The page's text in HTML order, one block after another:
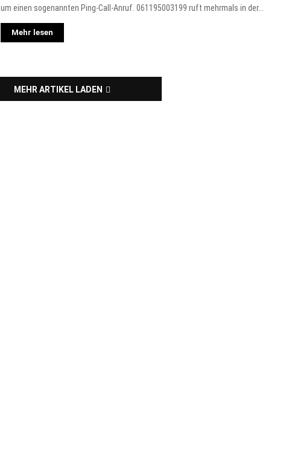
um einen sogenannten Ping-Call-Anruf. 061195003199 ruft mehrmals in der...
Mehr lesen
MEHR ARTIKEL LADEN